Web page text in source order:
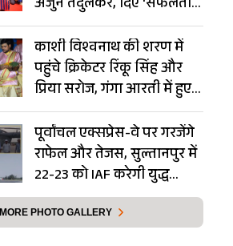
अर्जुन तेंदुलकर, दिए ‘सफलता
के मंत्र’- PHOTOS
काशी विश्वनाथ की शरण में
पहुंचे क्रिकेटर रिंकू सिंह और
प्रिया सरोज, गंगा आरती में हुए
शामिल- Photos
पूर्वांचल एक्सप्रेस-वे पर गरजेंगे
राफेल और तेजस, सुल्तानपुर में
22-23 को IAF करेगी युद्ध
अभ्यास
MORE PHOTO GALLERY